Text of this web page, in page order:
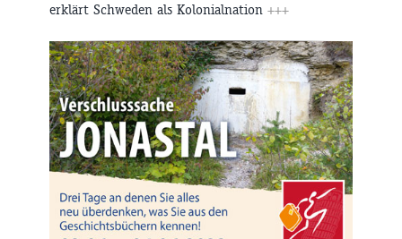
erklärt Schweden als Kolonialnation +++